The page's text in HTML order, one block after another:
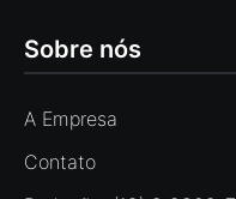
Sobre nós
A Empresa
Contato